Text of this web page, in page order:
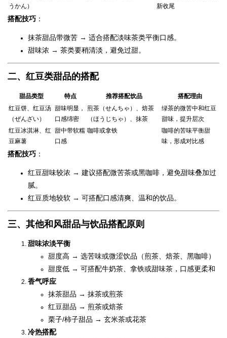
うかん）
新收尾
搭配技巧 ：
抹茶甜品带微苦 → 适合搭配淡味茶类平衡口感。
甜味浓 → 茶类要稍清淡，避免过甜。
二、红豆类甜品的搭配
甜品类型 特点 推荐搭配饮品
搭配理由
红豆饼、红豆汤
（ぜんざい）
甜味明显，
口感绵密
煎茶（せんちゃ）、焙茶
（ほうじちゃ）、抹茶
绿茶的微苦中和红豆
甜味，提升层次
红豆冰淇淋、红
豆麻薯
甜中带软糯
口感
咖啡或拿铁
咖啡的苦味平衡甜
味，形成对比感
搭配技巧 ：
红豆甜味较浓 → 建议搭配微苦茶或黑咖啡，避免甜味叠加过
腻。
红豆质地较软 → 可搭配口感清爽、温和的饮品。
三、其他和风甜品与饮品搭配原则
甜味浓淡平衡
甜度高 → 选苦味或微涩饮品（煎茶、焙茶、黑咖啡）
甜度低 → 可搭配牛奶茶、拿铁或甜味茶，口感更柔和
香气呼应
抹茶甜品 → 抹茶或煎茶
红豆甜品 → 煎茶或焙茶
栗子/柿子甜品 → 玄米茶或花茶
冷热搭配